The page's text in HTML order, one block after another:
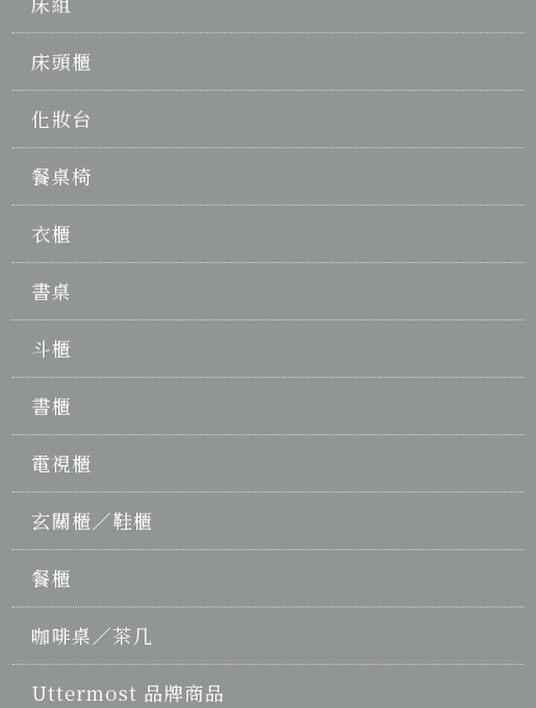
床頭櫃
化妝台
餐桌椅
衣櫃
書桌
斗櫃
書櫃
電視櫃
玄關櫃／鞋櫃
餐櫃
咖啡桌／茶几
Uttermost 品牌商品